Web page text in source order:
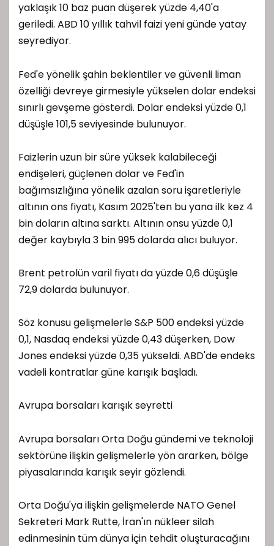
yaklaşık 10 baz puan düşerek yüzde 4,40'a
geriledi. ABD 10 yıllık tahvil faizi yeni günde yatay
seyrediyor.
Fed'e yönelik şahin beklentiler ve güvenli liman
özelliği devreye girmesiyle yükselen dolar endeksi
sınırlı gevşeme gösterdi. Dolar endeksi yüzde 0,1
düşüşle 101,5 seviyesinde bulunuyor.
Faizlerin uzun bir süre yüksek kalabileceği
endişeleri, güçlenen dolar ve Fed'in
bağımsızlığına yönelik azalan soru işaretleriyle
altının ons fiyatı, Kasım 2025'ten bu yana ilk kez 4
bin doların altına sarktı. Altının onsu yüzde 0,1
değer kaybıyla 3 bin 995 dolarda alıcı buluyor.
Brent petrolün varil fiyatı da yüzde 0,6 düşüşle
72,9 dolarda bulunuyor.
Söz konusu gelişmelerle S&P 500 endeksi yüzde
0,1, Nasdaq endeksi yüzde 0,43 düşerken, Dow
Jones endeksi yüzde 0,35 yükseldi. ABD'de endeks
vadeli kontratlar güne karışık başladı.
Avrupa borsaları karışık seyretti
Avrupa borsaları Orta Doğu gündemi ve teknoloji
sektörüne ilişkin gelişmelerle yön ararken, bölge
piyasalarında karışık seyir gözlendi.
Orta Doğu'ya ilişkin gelişmelerde NATO Genel
Sekreteri Mark Rutte, İran'ın nükleer silah
edinmesinin tüm dünya için tehdit oluşturacağını